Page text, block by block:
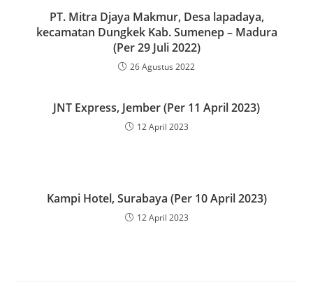
PT. Mitra Djaya Makmur, Desa lapadaya,
kecamatan Dungkek Kab. Sumenep – Madura
(Per 29 Juli 2022)
26 Agustus 2022
JNT Express, Jember (Per 11 April 2023)
12 April 2023
Kampi Hotel, Surabaya (Per 10 April 2023)
12 April 2023